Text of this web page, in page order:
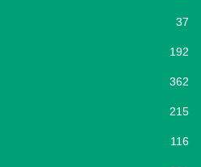
37
192
362
215
116